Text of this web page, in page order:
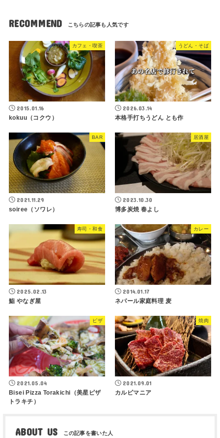
RECOMMEND
カフェ・喫茶
2015.01.16
kokuu（コクウ）
うどん・そば
2026.03.14
本格手打ちうどん とも作
BAR
2021.11.29
soiree（ソワレ）
居酒屋
2023.10.30
博多炭焼 春よし
寿司・和食
2025.02.13
鮨 やなぎ屋
カレー
2014.01.17
ネパール家庭料理 麦
ピザ
2021.05.04
Bisei Pizza Torakichi（美星ピザ
トラキチ）
焼肉
2021.09.01
カルビマニア
ABOUT US